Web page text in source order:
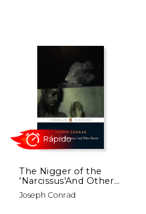
15%
dcto.
The Nigger of the
'Narcissus'And Other
Stories (Penguin
Classics) (en Inglés)
Joseph Conrad